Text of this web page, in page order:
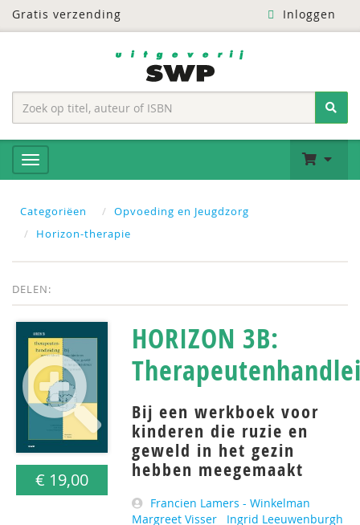
Gratis verzending Inloggen
Categoriëen
Opvoeding en Jeugdzorg
Horizon-therapie
DELEN:
€ 19,00
HORIZON 3B:
Bij een werkboek voor
kinderen die ruzie en
geweld in het gezin
hebben meegemaakt
Francien Lamers - Winkelman
Margreet Visser
Ingrid Leeuwenburgh